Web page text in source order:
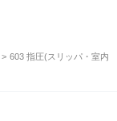
603 指圧(スリッパ・室内